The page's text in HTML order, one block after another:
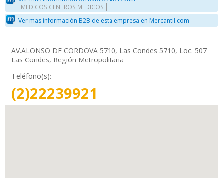
MEDICOS CENTROS MEDICOS
Ver mas información B2B de esta empresa en Mercantil.com
AV.ALONSO DE CORDOVA 5710, Las Condes 5710, Loc. 507
Las Condes, Región Metropolitana
Teléfono(s):
(2)22239921